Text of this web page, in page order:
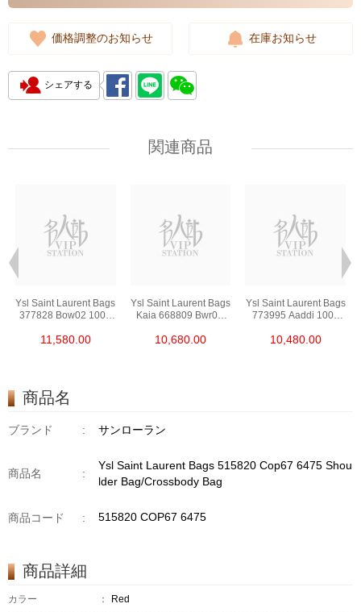
価格調整のお知らせ 在庫お知らせ
シェアする
関連商品
Ysl Saint Laurent Bags
377828 Bow02 1000
Bag
11,580.00
Ysl Saint Laurent Bags
Kaia 668809 Bwr0w
Bag/Crossbody Bag
10,680.00
Ysl Saint Laurent Bags
773995 Aaddi 1000
Bag/Crossbody Bag
10,480.00
商品名
ブランド : サンローラン
商品名 :
Ysl Saint Laurent Bags 515820 Cop67 6475 Shou
lder Bag/Crossbody Bag
商品コード : 515820 COP67 6475
商品詳細
カラー ： Red